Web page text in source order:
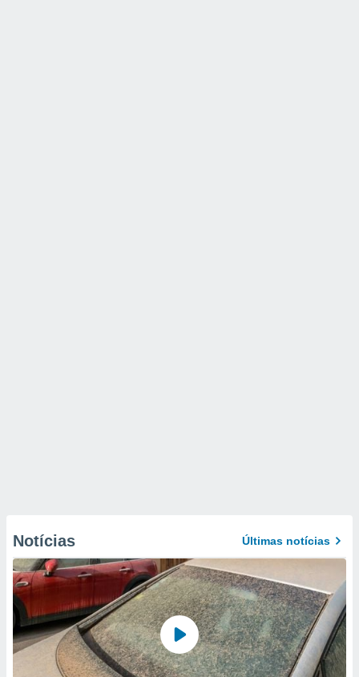
Notícias Últimas notícias